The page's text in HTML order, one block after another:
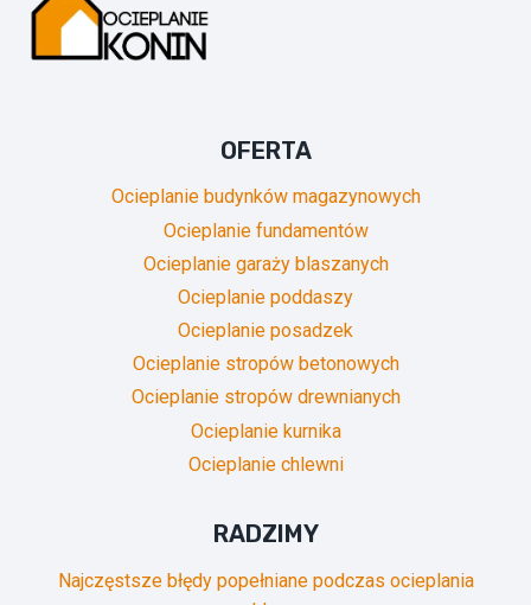
OFERTA
Ocieplanie budynków magazynowych
Ocieplanie fundamentów
Ocieplanie garaży blaszanych
Ocieplanie poddaszy
Ocieplanie posadzek
Ocieplanie stropów betonowych
Ocieplanie stropów drewnianych
Ocieplanie kurnika
Ocieplanie chlewni
RADZIMY
Najczęstsze błędy popełniane podczas ocieplania